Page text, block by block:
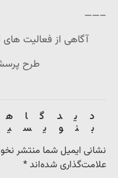
——–
آگاهی از فعالیت
طرح پرسش:
نشانی ایمیل شما منتشر
علامت‌گذاری شده‌اند*